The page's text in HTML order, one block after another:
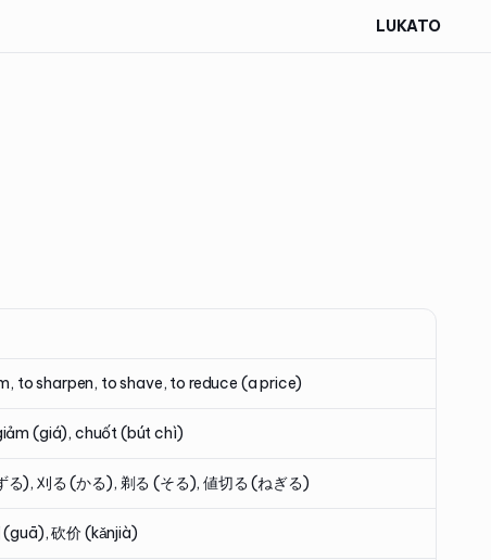
LUKATO
to sharpen, to shave, to reduce (a price)
(giá), chuốt (bút chì)
る), 刈る (かる), 剃る (そる), 値切る (ねぎる)
砍价 (kǎnjià)